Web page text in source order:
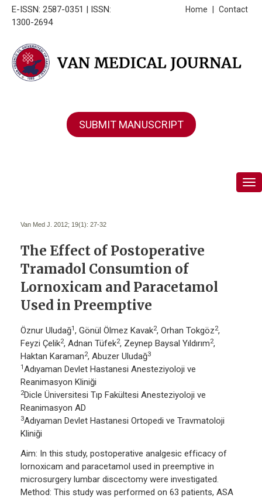
E-ISSN: 2587-0351 | ISSN:
1300-2694
Contact
Home
SUBMIT MANUSCRIPT
Van Med J. 2012; 19(1): 27-32
The Effect of Postoperative
Tramadol Consumtion of
Lornoxicam and Paracetamol
Used in Preemptive
Öznur Uludağ1, Gönül Ölmez Kavak2, Orhan Tokgöz2,
Feyzi Çelik2, Adnan Tüfek2, Zeynep Baysal Yıldırım2,
Haktan Karaman2, Abuzer Uludağ3
1Adıyaman Devlet Hastanesi Anesteziyoloji ve
Reanimasyon Kliniği
2Dicle Üniversitesi Tıp Fakültesi Anesteziyoloji ve
Reanimasyon AD
3Adıyaman Devlet Hastanesi Ortopedi ve Travmatoloji
Kliniği
Aim: In this study, postoperative analgesic efficacy of
lornoxicam and paracetamol used in preemptive in
microsurgery lumbar discectomy were investigated.
Method: This study was performed on 63 patients, ASA